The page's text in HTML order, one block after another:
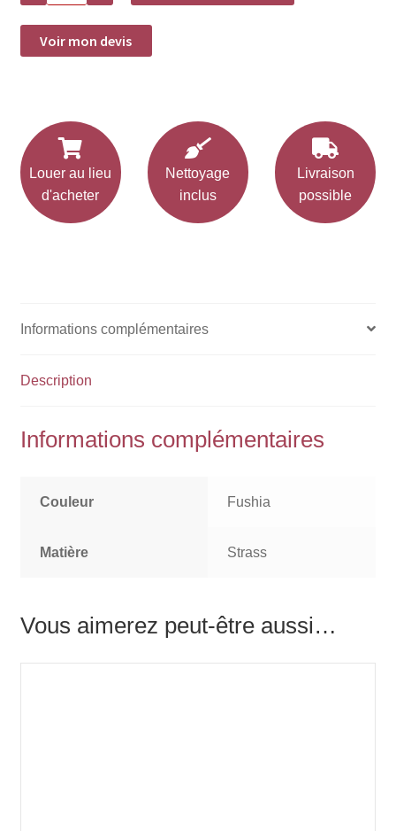
Location
rond
de
serviette
Voir mon devis
Louer au lieu
d'acheter
Nettoyage
inclus
Livraison
possible
Informations complémentaires
Description
Informations complémentaires
Couleur Fushia
Matière Strass
Vous aimerez peut-être aussi…